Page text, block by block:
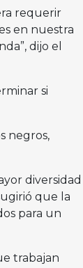
requerir
en nuestra
dijo el
si
negros,
diversidad
que la
para un
trabajan